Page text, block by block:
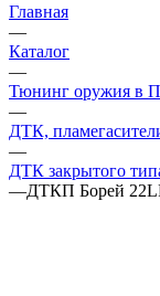
Главная
—
Каталог
—
Тюнинг оружия в
—
ДТК,
—
ДТК закрытого
—ДТКП Борей